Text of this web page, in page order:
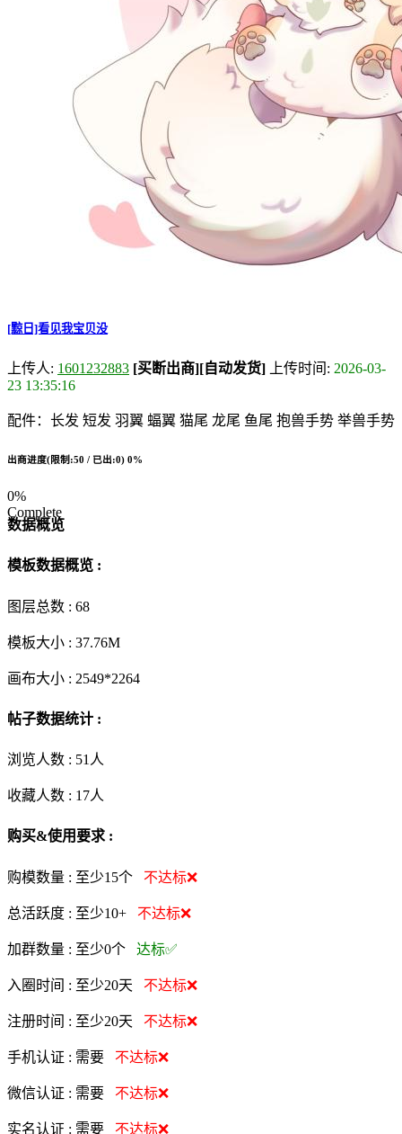
[黥日]看见我宝贝没
上传人: 1601232883 [买断出商][自动发货] 上传时间: 2026-03-
23 13:35:16
配件：长发 短发 羽翼 蝠翼 猫尾 龙尾 鱼尾 抱兽手势 举兽手势
出商进度(限制:50 / 已出:0) 0%
0%
Complete
数据概览
模板数据概览 :
图层总数 : 68
模板大小 : 37.76M
画布大小 : 2549*2264
帖子数据统计 :
浏览人数 : 51人
收藏人数 : 17人
购买&使用要求 :
购模数量 : 至少15个 不达标❌
总活跃度 : 至少10+ 不达标❌
加群数量 : 至少0个 达标✅
入圈时间 : 至少20天 不达标❌
注册时间 : 至少20天 不达标❌
手机认证 : 需要 不达标❌
微信认证 : 需要 不达标❌
实名认证 : 需要 不达标❌